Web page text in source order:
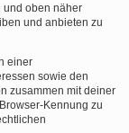
und oben näher
und anbieten zu
einer
sowie den
zusammen mit deiner
Kennung zu